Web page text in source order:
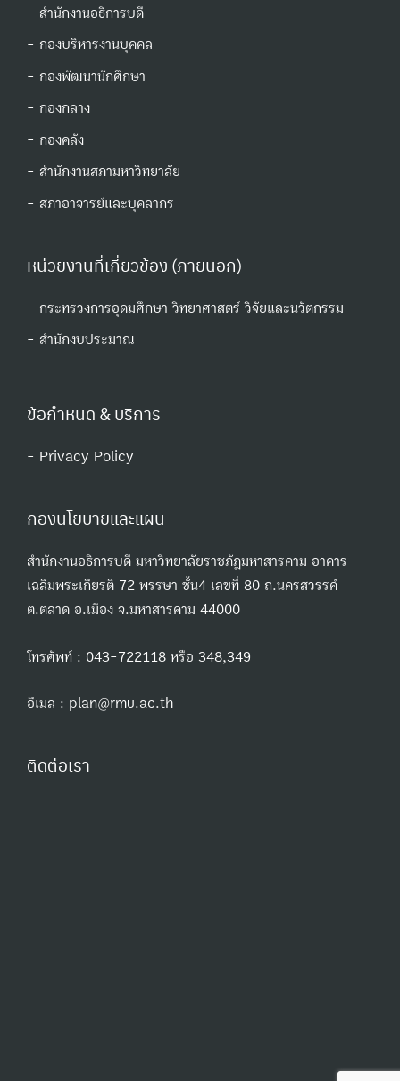
- สำนักงานอธิการบดี
- กองบริหารงานบุคคล
- กองพัฒนานักศึกษา
- กองกลาง
- กองคลัง
- สำนักงานสภามหาวิทยาลัย
- สภาอาจารย์และบุคลากร
หน่วยงานที่เกี่ยวข้อง (ภายนอก)
- กระทรวงการอุดมศึกษา วิทยาศาสตร์ วิจัยและนวัตกรรม
- สํานักงบประมาณ
ข้อกำหนด & บริการ
- Privacy Policy
กองนโยบายและแผน
สำนักงานอธิการบดี มหาวิทยาลัยราชภัฏมหาสารคาม อาคาร
เฉลิมพระเกียรติ 72 พรรษา ชั้น4 เลขที่ 80 ถ.นครสวรรค์
ต.ตลาด อ.เมือง จ.มหาสารคาม 44000
โทรศัพท์ : 043-722118 หรือ 348,349
อีเมล : plan@rmu.ac.th
ติดต่อเรา